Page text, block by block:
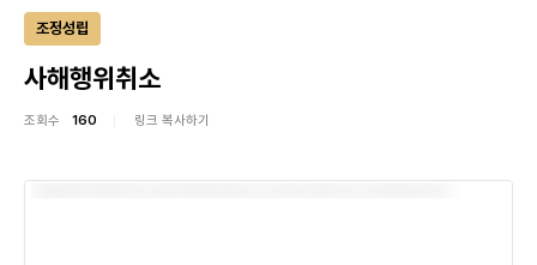
조정성립
사해행위취소
조회수 160 링크 복사하기